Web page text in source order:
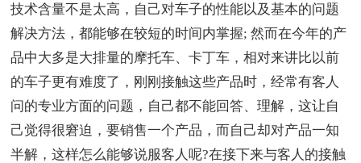
技术含量不是太高，自己对车子的性能以及基本的问题
解决方法，都能够在较短的时间内掌握; 然而在今年的产
品中大多是大排量的摩托车、卡丁车，相对来讲比以前
的车子更有难度了，刚刚接触这些产品时，经常有客人
问的专业方面的问题，自己都不能回答、理解，这让自
己觉得很窘迫，要销售一个产品，而自己却对产品一知
半解，这样怎么能够说服客人呢?在接下来与客人的接触